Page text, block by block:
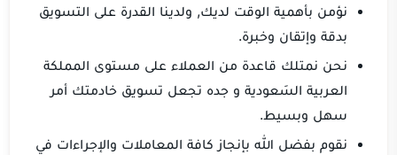
نؤمن بأهمية الوقت لديك, ولدينا القدرة على التسويق
بدقة وإتقان وخبرة.
نحن نمتلك قاعدة من العملاء على مستوى المملكة
العربية السَعودية و جده تجعل تسويق خادمتك أمر
سهل وبسيط.
نقوم بفضل الله بإنجاز كافة المعاملات والإجراءات في